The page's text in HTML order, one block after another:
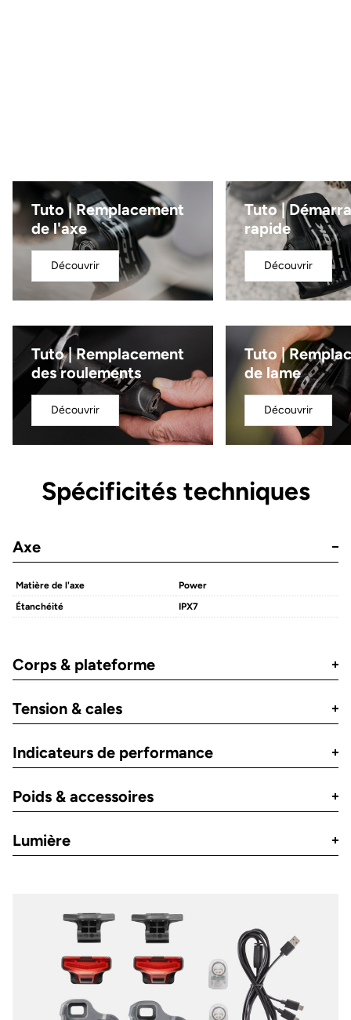
Tuto | Remplacement
de l'axe
Découvrir
Tuto |
rapide
Découvrir
Tuto | Remplacement
des roulements
Découvrir
Tuto |
de lame
Découvrir
Spécificités techniques
Axe
Matière de l'axe
Power
Étanchéité
IPX7
Corps & plateforme
Tension & cales
Indicateurs de performance
Poids & accessoires
Lumière